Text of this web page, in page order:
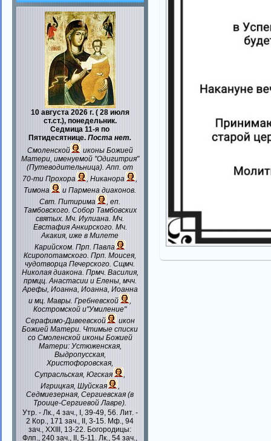
10 августа 2026 г. ( 28 июля
ст.ст.), понедельник.
Седмица 11-я по
Пятидесятнице.Поста нет.
Смоленской
иконы Божией
Матери, именуемой "Одигитрия"
(Путеводительница). Апп. от
70-тиПрохора ,Никанора
,
Тимона
иПармена диаконов.
Свт.Питирима
, еп.
Тамбовского. Собор Тамбовских
святых. Мч.Иулиана. Мч.
ЕвстафияАнкирского. Мч.
Акакия, иже в Милете
Карийском. Прп. Павла
Ксиропотамского. Прп.Моисея,
чудотворца Печерского. Сщмч.
Николая диакона. Прмч. Василия,
прмцц.Анастасии и Елены, мчч.
Арефы, Иоанна, Иоанна, Иоанна
и мц.Мавры.Гребневской
,
Костромской и"Умиление"
Серафимо-Дивеевской
икон
Божией Матери. Чтимые списки
со Смоленской иконы Божией
Матери: Устюженская,
Выдропусская,
Христофоровская,
Супрасльская,Югская
,
Игрицкая, Шуйская
,
Седмиезерная,Сергиевская (в
Троице-Сергиевой Лавре).
Утр. - Лк., 4 зач., I, 39-49, 56. Лит. -
2 Кор., 171 зач., II, 3-15. Мф., 94
зач., XXIII, 13-22. Богородицы:
Флп., 240 зач., II, 5-11. Лк., 54 зач.,